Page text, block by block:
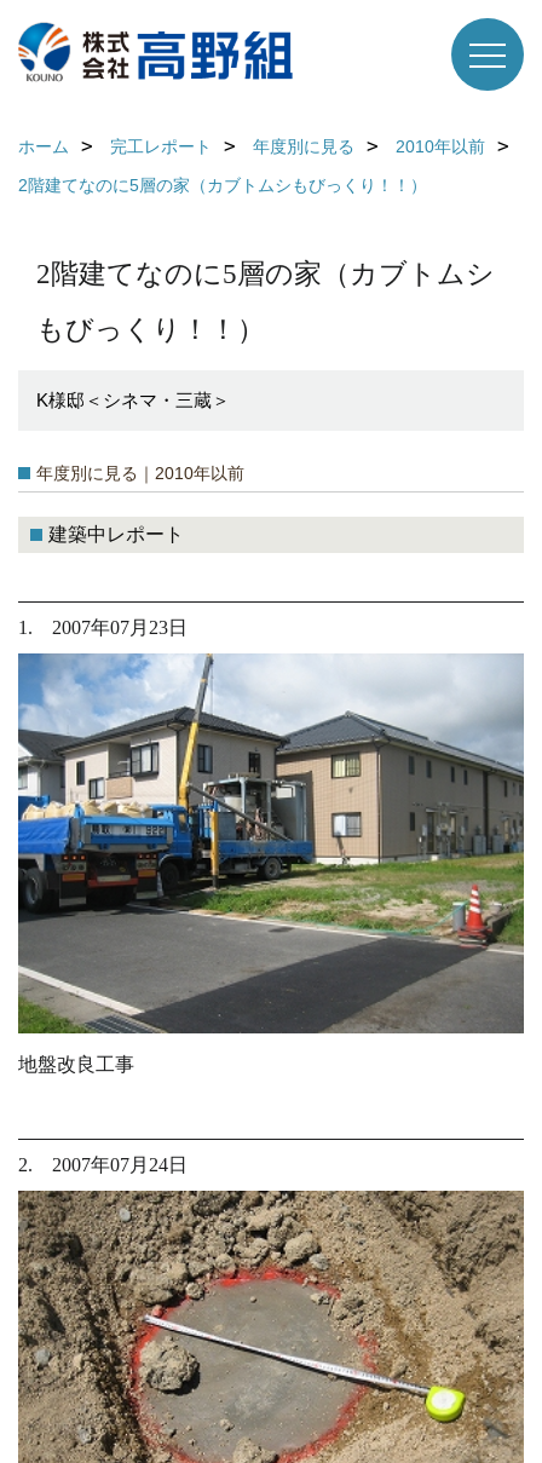
ホーム 完工レポート 年度別に見る
2010年以前
2階建てなのに5層の家（カブトムシもびっくり！！）
2階建てなのに5層の家（カブトムシ
もびっくり！！）
K様邸＜シネマ・三蔵＞
年度別に見る｜2010年以前
建築中レポート
1. 2007年07月23日
地盤改良工事
2. 2007年07月24日